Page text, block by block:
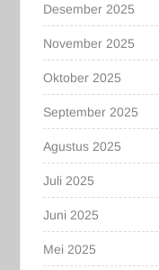
Desember 2025
November 2025
Oktober 2025
September 2025
Agustus 2025
Juli 2025
Juni 2025
Mei 2025